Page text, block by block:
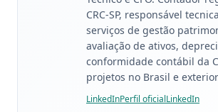
CRC-SP, responsável
serviços de gestão
avaliação de ativos,
conformidade contábil da
projetos no Brasil e
LinkedInPerfil oficialLinkedIn